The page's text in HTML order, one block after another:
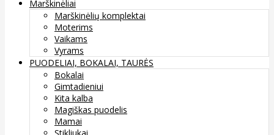
Marškinėliai
Marškinėlių komplektai
Moterims
Vaikams
Vyrams
PUODELIAI, BOKALAI, TAURĖS
Bokalai
Gimtadieniui
Kita kalba
Magiškas puodelis
Mamai
Stikliukai